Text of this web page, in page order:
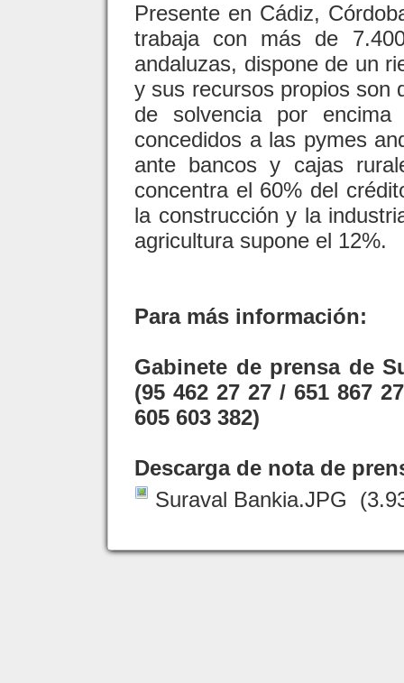
Presente en Cádiz,
trabaja con más de
andaluzas, dispone de un
y sus recursos propios son
de solvencia por
concedidos a las pymes
ante bancos y cajas
concentra el 60% del
la construcción y la
agricultura supone el 12%.
Para más información:
Gabinete de prensa de
(95 462 27 27 / 651 867
605 603 382)
Descarga de nota de
Suraval Bankia.JPG